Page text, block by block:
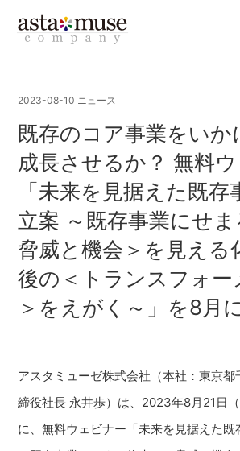
2023-08-10 ニュース
既存のコア事業をいか
成長させるか？ 無料
「未来を見据えた既存
立案 ～既存事業にせま
脅威と機会＞を見える
後の＜トランスフォー
＞をえがく～」を8月
アスタミューゼ株式会社（本社：東京都
締役社長 永井歩）は、2023年8月21日
に、無料ウェビナー「未来を見据えた既